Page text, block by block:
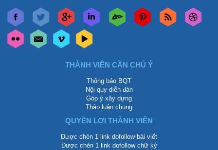
THÀNH VIÊN CẦN CHÚ Ý
Thông báo BQT
Nội quy diễn đàn
Góp ý xây dựng
Thảo luận chung
QUYỀN LỢI THÀNH VIÊN
Được chèn 1 link dofollow bài viết
Được chèn 1 link dofollow chữ ký